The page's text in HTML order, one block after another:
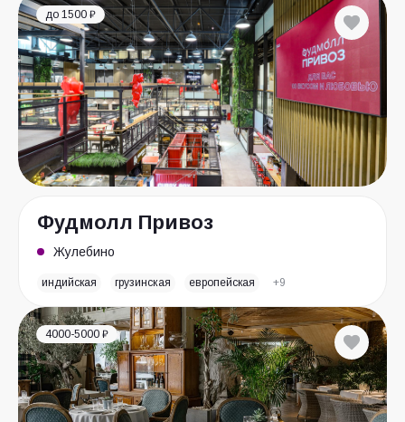
до 1500 ₽
Фудмолл Привоз
Жулебино
индийская грузинская европейская +9
4000-5000 ₽